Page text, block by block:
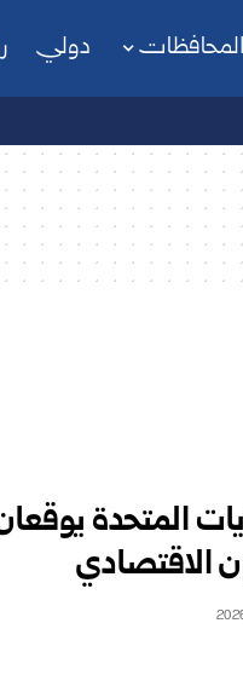
المحافظات دولي
المتحدة
الاقتصادي